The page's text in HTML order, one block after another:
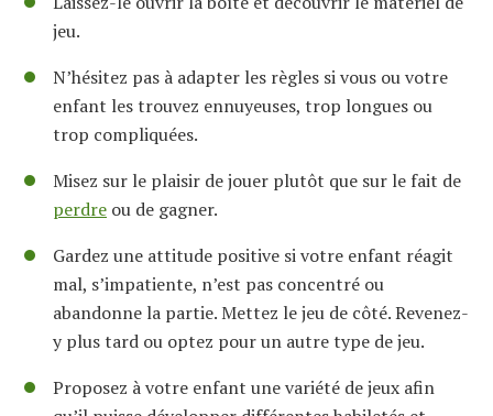
jeu.
N’hésitez pas à adapter les règles si vous ou votre
enfant les trouvez ennuyeuses, trop longues ou
trop compliquées.
Misez sur le plaisir de jouer plutôt que sur le fait de
perdre ou de gagner.
Gardez une attitude positive si votre enfant réagit
mal, s’impatiente, n’est pas concentré ou
abandonne la partie. Mettez le jeu de côté. Revenez-
y plus tard ou optez pour un autre type de jeu.
Proposez à votre enfant une variété de jeux afin